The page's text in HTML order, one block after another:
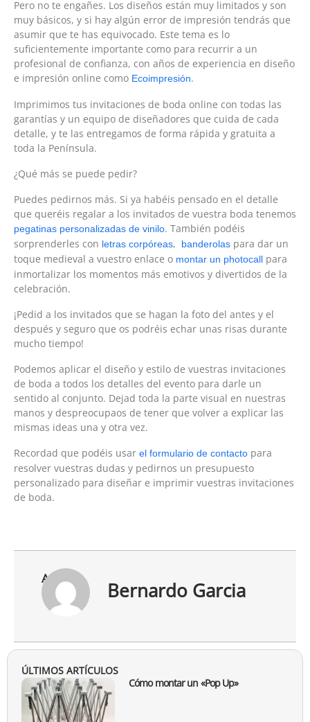
Pero no te engañes. Los diseños están muy limitados y son
muy básicos, y si hay algún error de impresión tendrás que
asumir que te has equivocado. Este tema es lo
suficientemente importante como para recurrir a un
profesional de confianza, con años de experiencia en diseño
e impresión online como Ecoimpresión.
Imprimimos tus invitaciones de boda online con todas las
garantías y un equipo de diseñadores que cuida de cada
detalle, y te las entregamos de forma rápida y gratuita a
toda la Península.
¿Qué más se puede pedir?
Puedes pedirnos más. Si ya habéis pensado en el detalle
que queréis regalar a los invitados de vuestra boda tenemos
pegatinas personalizadas de vinilo. También podéis
sorprenderles con letras corpóreas, banderolas para dar un
toque medieval a vuestro enlace o montar un photocall para
inmortalizar los momentos más emotivos y divertidos de la
celebración.
¡Pedid a los invitados que se hagan la foto del antes y el
después y seguro que os podréis echar unas risas durante
mucho tiempo!
Podemos aplicar el diseño y estilo de vuestras invitaciones
de boda a todos los detalles del evento para darle un
sentido al conjunto. Dejad toda la parte visual en nuestras
manos y despreocupaos de tener que volver a explicar las
mismas ideas una y otra vez.
Recordad que podéis usar el formulario de contacto para
resolver vuestras dudas y pedirnos un presupuesto
personalizado para diseñar e imprimir vuestras invitaciones
de boda.
Autor Bernardo Garcia
ÚLTIMOS ARTÍCULOS
Cómo montar un «Pop Up»